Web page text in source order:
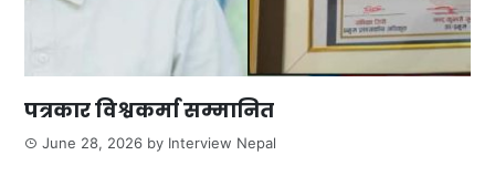
पत्रकार विश्वकर्मा सम्मानित
June 28, 2026 by Interview Nepal